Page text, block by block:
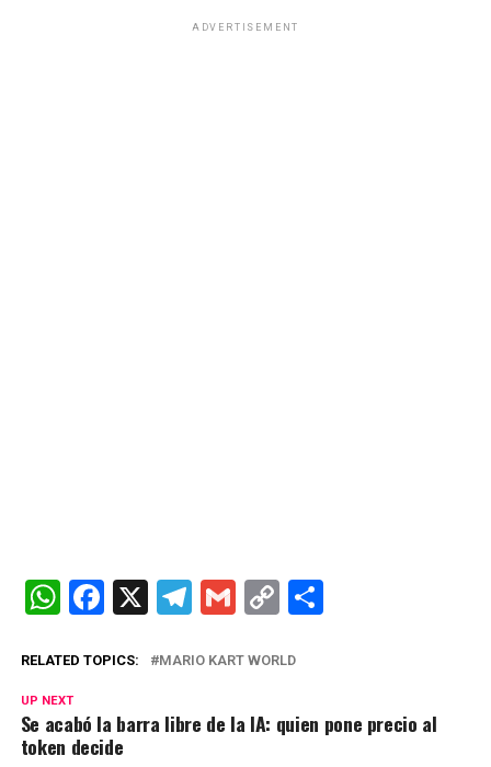
ADVERTISEMENT
W
at
s
A
F
ce
o
X T
e
a
G
ail
C
py
n
C
ar
RELATED TOPICS: MARIO KART WORLD
UP NEXT
Se acabó la barra libre de la IA: quien pone precio al
token decide